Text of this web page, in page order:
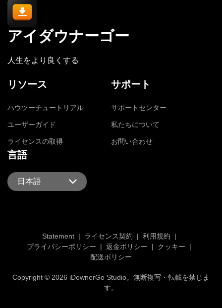
アイダウナーゴー
人生をより良くする
リソース
ハウツーチュートリアル
ユーザーガイド
ライセンスの取得
サポート
サポートセンター
私たちについて
お問い合わせ
言語
日本語
Statement | ライセンス契約 | 利用規約
|
プライバシーポリシー
| 返金ポリシー | クッキー
|
配送ポリシー
Copyright © 2026 iDownerGo Studio。無断複写・転載を禁じま
す。